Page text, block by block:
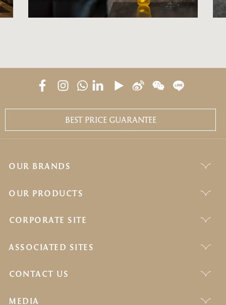
BEST PRICE GUARANTEE
OUR BRANDS
OUR PRODUCTS
CORPORATE SITE
ASSOCIATED SITES
CONTACT US
MEDIA